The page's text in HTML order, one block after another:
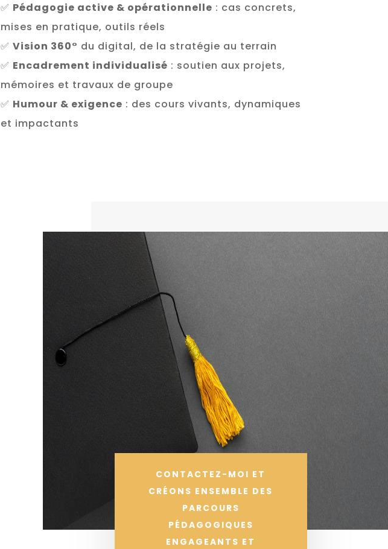
✅ Pédagogie active & opérationnelle : cas concrets,
mises en pratique, outils réels
✅ Vision 360° du digital, de la stratégie au terrain
✅ Encadrement individualisé : soutien aux projets,
mémoires et travaux de groupe
✅ Humour & exigence : des cours vivants, dynamiques
et impactants
CONTACTEZ-MOI ET
CRÉONS ENSEMBLE DES
PARCOURS
PÉDAGOGIQUES
ENGAGEANTS ET